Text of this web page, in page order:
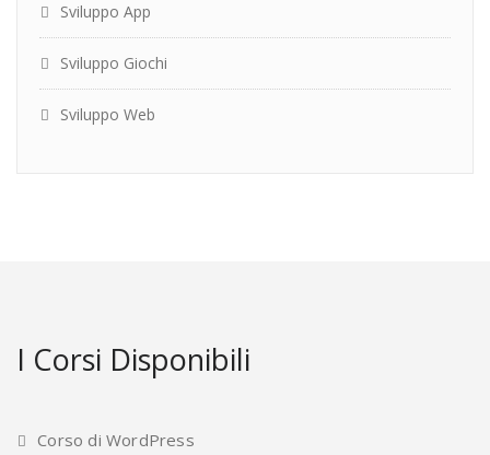
Sviluppo App
Sviluppo Giochi
Sviluppo Web
I Corsi Disponibili
Corso di WordPress